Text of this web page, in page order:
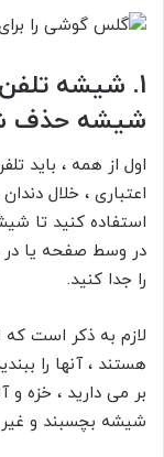
1. شیشه تلفن
شیشه حذف
اول از همه ، باید
اعتباری ، خلال
استفاده کنید تا
در وسط صفحه یا در
را جدا کنید.
لازم به ذکر است که
هستند ، آنها را
بر می دارید ، خزه
شیشه بچسبند و غیر